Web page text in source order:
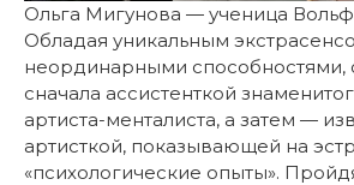
Ольга Мигунова — ученица
Обладая уникальным
неординарными способностями,
сначала ассистенткой
артиста-менталиста, а затем —
артисткой, показывающей на
«психологические опыты».